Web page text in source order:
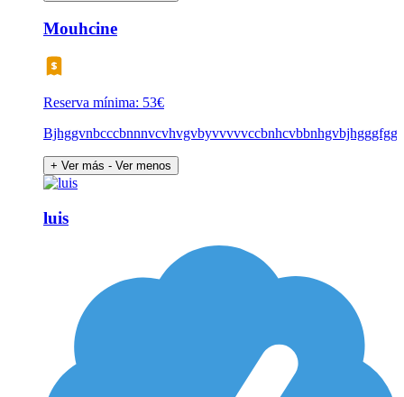
Mouhcine
Reserva mínima: 53€
+ Ver más - Ver menos
luis